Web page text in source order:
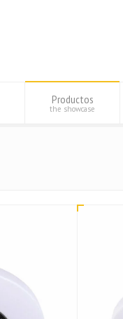
Productos
the showcase